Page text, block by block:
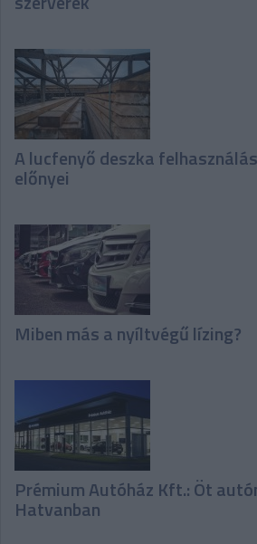
A lucfenyő deszka
előnyei
Miben más a nyíltvégű lízing?
Prémium Autóház Kft.: Öt
Hatvanban